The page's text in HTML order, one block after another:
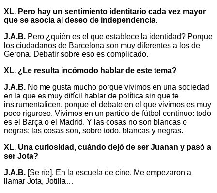
XL. Pero hay un sentimiento identitario cada vez mayor
que se asocia al deseo de independencia.
J.A.B. Pero ¿quién es el que establece la identidad? Porque
los ciudadanos de Barcelona son muy diferentes a los de
Gerona. Debatir sobre eso es complicado.
XL. ¿Le resulta incómodo hablar de este tema?
J.A.B. No me gusta mucho porque vivimos en una sociedad
en la que es muy difícil hablar de política sin que te
instrumentalicen, porque el debate en el que vivimos es muy
poco riguroso. Vivimos en un partido de fútbol continuo: todo
es el Barça o el Madrid. Y las cosas no son blancas o
negras: las cosas son, sobre todo, blancas y negras.
XL. Una curiosidad, cuándo dejó de ser Juanan y pasó a
ser Jota?
J.A.B. [Se ríe]. En la escuela de cine. Me empezaron a
llamar Jota, Jotilla…